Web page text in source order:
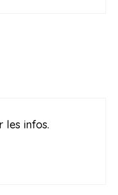
les infos.